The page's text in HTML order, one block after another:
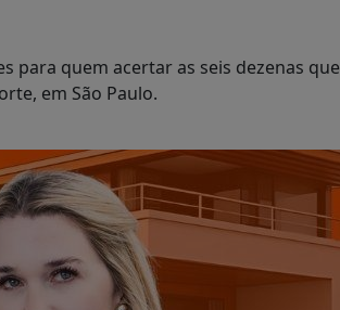
para quem acertar as seis dezenas que
em São Paulo.